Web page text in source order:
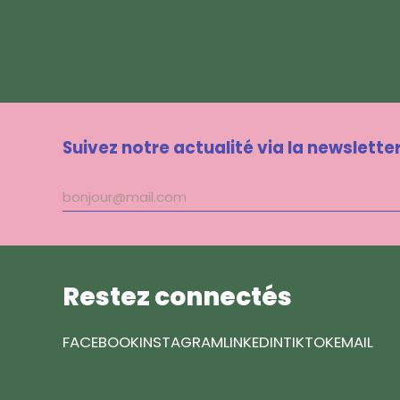
Suivez notre actualité via la
Adresse
mail
Restez connectés
FACEBOOKINSTAGRAMLINKEDINTIKTOKEMAIL